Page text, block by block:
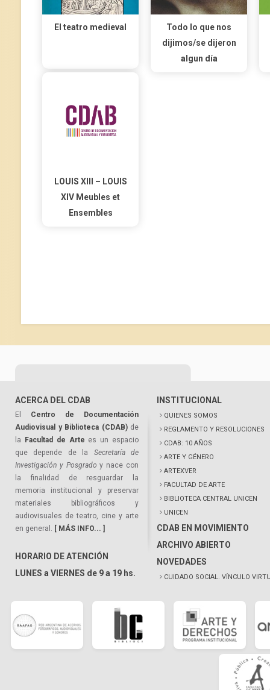
El teatro medieval
Todo lo que nos
dijimos/se dijeron
algun día
LOUIS XIII – LOUIS
XIV Meubles et
Ensembles
ACERCA DEL CDAB
El Centro de Documentación
Audiovisual y Biblioteca (CDAB)de
la
Facultad de Arte es un espacio
que depende de la Secretaría de
Investigación y Posgrado y nace con
la finalidad de resguardar la
memoria institucional y preservar
materiales bibliográficos y
audiovisuales de teatro, cine y arte
en general. [ MÁS INFO... ]
HORARIO DE ATENCIÓN
LUNES a VIERNES de 9 a 19 hs.
INSTITUCIONAL
QUIENES SOMOS
REGLAMENTO Y RESOLUCIONES
CDAB: 10 AÑOS
ARTE Y GÉNERO
ARTEXVER
FACULTAD DE ARTE
BIBLIOTECA CENTRAL UNICEN
UNICEN
CDAB EN MOVIMIENTO
ARCHIVO ABIERTO
NOVEDADES
CUIDADO SOCIAL. VÍNCULO